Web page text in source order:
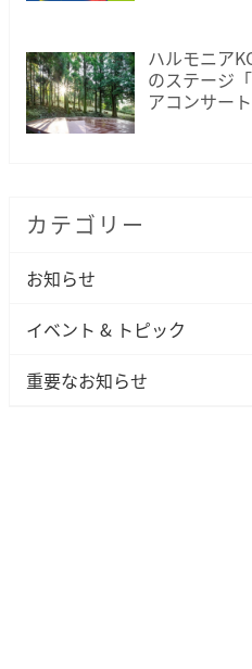
ハルモニア
のステージ
アコンサー
カテゴリー
お知らせ
イベント & トピック
重要なお知らせ